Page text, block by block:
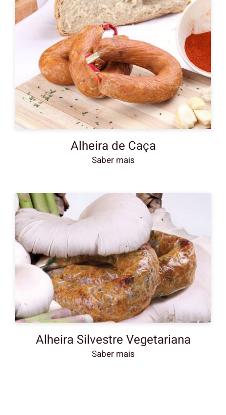
Alheira de Caça
Alheira Silvestre Vegetariana